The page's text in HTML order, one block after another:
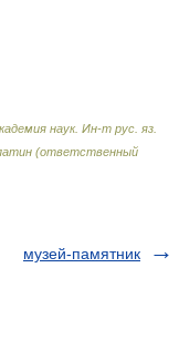
наук. Ин-т рус. яз.
(ответственный
музей-памятник